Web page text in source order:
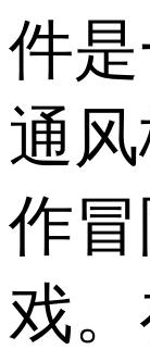
件
通
作
戏